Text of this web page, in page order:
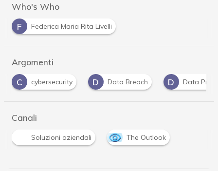
Who's Who
F
Federica Maria Rita Livelli
Argomenti
C
cybersecurity D Data Breach D Data
Canali
Soluzioni aziendali The Outlook